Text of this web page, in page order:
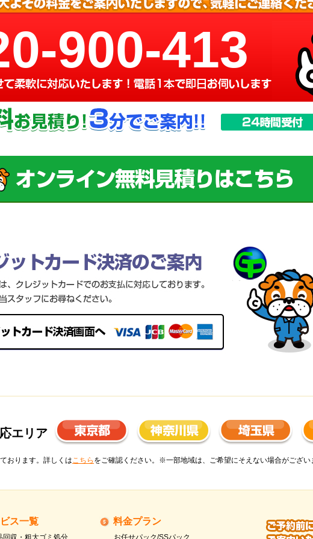
900-413
エリア
おります。詳しくはこちら をご確認ください。※一部地域は、ご希望にそえない場合がござい
ス一覧
回収・粗大ゴミ処分
料金プラン
お任せパック/SSパック